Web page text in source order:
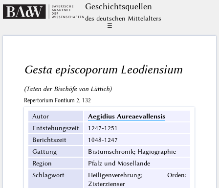
Geschichts­quellen
des deutschen Mittelalters
☰
Gesta episcoporum Leodiensium
(Taten der Bischöfe von Lüttich)
Repertorium Fontium 2, 132
Autor
Aegidius Aureaevallensis
Entstehungszeit
1247-1251
Berichtszeit
1048-1247
Gattung
Bistumschronik; Hagiographie
Region
Pfalz und Mosellande
Schlagwort
Heiligenverehrung; Orden:
Zisterzienser